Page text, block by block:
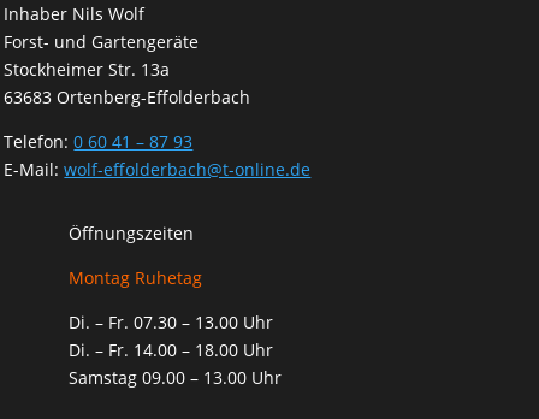
Inhaber Nils Wolf
Forst- und Gartengeräte
Stockheimer Str. 13a
63683 Ortenberg-Effolderbach
Telefon:0 60 41 – 87 93
E-Mail:wolf-effolderbach@t-online.de
Öffnungszeiten
Montag Ruhetag
Di. – Fr. 07.30 – 13.00 Uhr
Di. – Fr. 14.00 – 18.00 Uhr
Samstag 09.00 – 13.00 Uhr